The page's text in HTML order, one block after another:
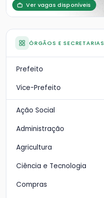
Ver vagas disponíveis
ÓRGÃOS E SECRETARIAS
Prefeito
Vice-Prefeito
Ação Social
Administração
Agricultura
Ciência e Tecnologia
Compras